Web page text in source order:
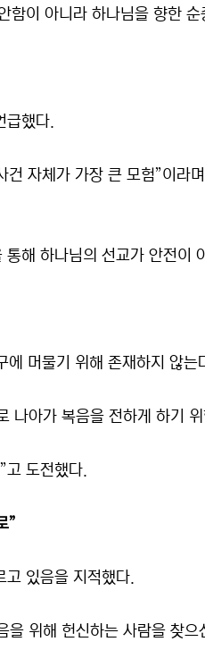
함이 아니라 하나님을 향한
급했다.
자체가 가장 큰 모험”이라
해 하나님의 선교가 안전이
머물기 위해 존재하지 않는
나아가 복음을 전하게 하기
고 도전했다.
”
고 있음을 지적했다.
을 위해 헌신하는 사람을 찾으